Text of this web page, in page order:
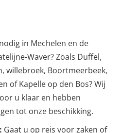
in Mechelen en de
Waver? Zoals Duffel,
willebroek, Boortmeerbeek,
of Kapelle op den Bos? Wij
u klaar en hebben
tot onze beschikking.
Gaat u op reis voor zaken of